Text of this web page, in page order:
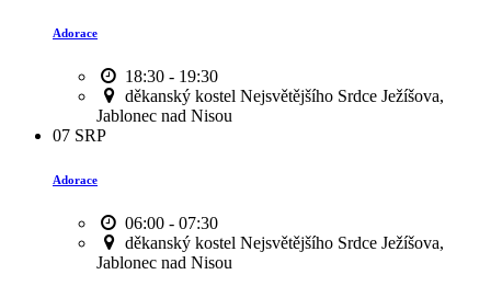
Adorace
18:30 - 19:30
děkanský kostel Nejsvětějšího Srdce Ježíšova,
Jablonec nad Nisou
07 SRP
Adorace
06:00 - 07:30
děkanský kostel Nejsvětějšího Srdce Ježíšova,
Jablonec nad Nisou